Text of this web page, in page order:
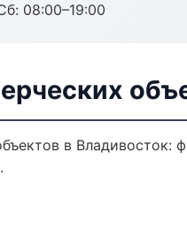
08:00–19:00
в Владивосток: